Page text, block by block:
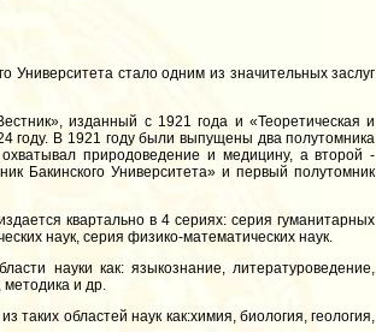
Университета стало одним из значительных заслуг
изданный с 1921 года и «Теоретическая и
году. В 1921 году были выпущены два полутомника
природоведение и медицину, а второй -
Бакинского Университета» и первый полутомник
квартально в 4 сериях: серия гуманитарных
наук, серия физико-математических наук.
науки как: языкознание, литературоведение,
методика и др.
таких областей наук как:химия, биология, геология,